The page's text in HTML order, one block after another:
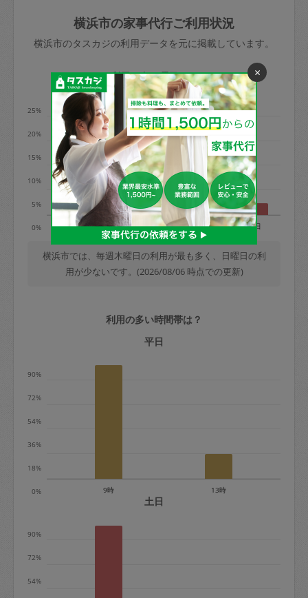
依頼者不在による当日キャンセル＝依頼
金額の100%＋交通費全額
※例：依頼日時／土曜日午前9時開始の場
合、水曜日午前9時以降はキャンセル料が
水曜日9時〜金曜日9時まで＝依頼料金の
50%
金曜日9時～土曜日8時まで＝依頼金額の
100%
土曜日8時〜実施時間＝依頼金額の100%
＋交通費全額
依頼者不在による当日キャンセル＝依頼
金額の100%＋交通費全額
定期契約をキャンセルする場合、毎週定
期は月2回まで隔週定期は月1回までキャ
※キャンセル料金の設定について：
きた場合は損害保険の対象外となるので
ご注意ください。
玉、など
あわせてこちらも参照ください：初めて
利用します。注意しなくてはいけない点
はありますか？
横浜市の家事代行ご利用状況
横浜市のタスカジの利用データを元に掲載しています。
利用の多い曜日は？
0%
5%
10%
15%
20%
25%
月 火 水 木 金 土 日
横浜市では、毎週木曜日の利用が最も多く、日曜日の利
用が少ないです。(2026/08/06 時点での更新)
利用の多い時間帯は？
平日
0%
18%
36%
54%
72%
90%
9時 13時
土日
54%
72%
90%
×